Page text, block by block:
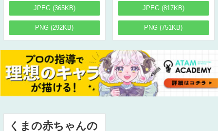
JPEG (365KB)
PNG (292KB)
JPEG (817KB)
PNG (751KB)
くまの赤ちゃんの